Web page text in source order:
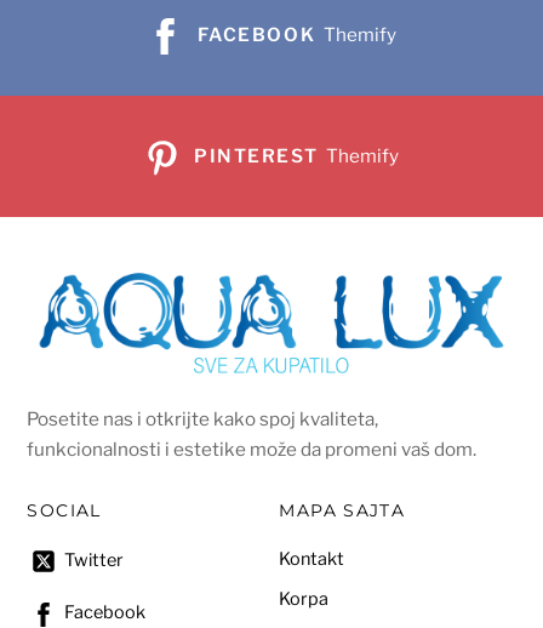
FACEBOOK Themify
PINTEREST Themify
Posetite nas i otkrijte kako spoj kvaliteta,
funkcionalnosti i estetike može da promeni vaš dom.
SOCIAL
Twitter
Facebook
MAPA SAJTA
Kontakt
Korpa